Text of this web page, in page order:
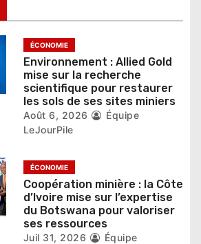
ÉCONOMIE
Environnement : Allied Gold
mise sur la recherche
scientifique pour restaurer
les sols de ses sites miniers
Août 6, 2026
Équipe
LeJourPile
ÉCONOMIE
Coopération minière : la Côte
d’Ivoire mise sur l’expertise
du Botswana pour valoriser
ses ressources
Juil 31, 2026
Équipe